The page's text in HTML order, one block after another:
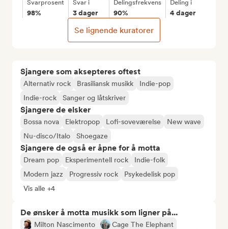
Sjangere som aksepteres oftest
Alternativ rock Brasiliansk musikk
Indie-pop
Indie-rock
Sanger og låtskriver
Sjangere de elsker
Bossa nova Elektropop Lofi-soveværelse
New wave
Nu-disco/Italo
Shoegaze
Sjangere de også er åpne for å motta
Dream pop Eksperimentell rock
Indie-folk
Modern jazz
Progressiv rock
Psykedelisk pop
Vis alle +4
De ønsker å motta musikk som ligner på...
Milton Nascimento
Cage The Elephant
Svarprosent
98%
Svar i
3 dager
Delingsfrekvens
90%
Deling i
4 dager
Se lignende kuratorer